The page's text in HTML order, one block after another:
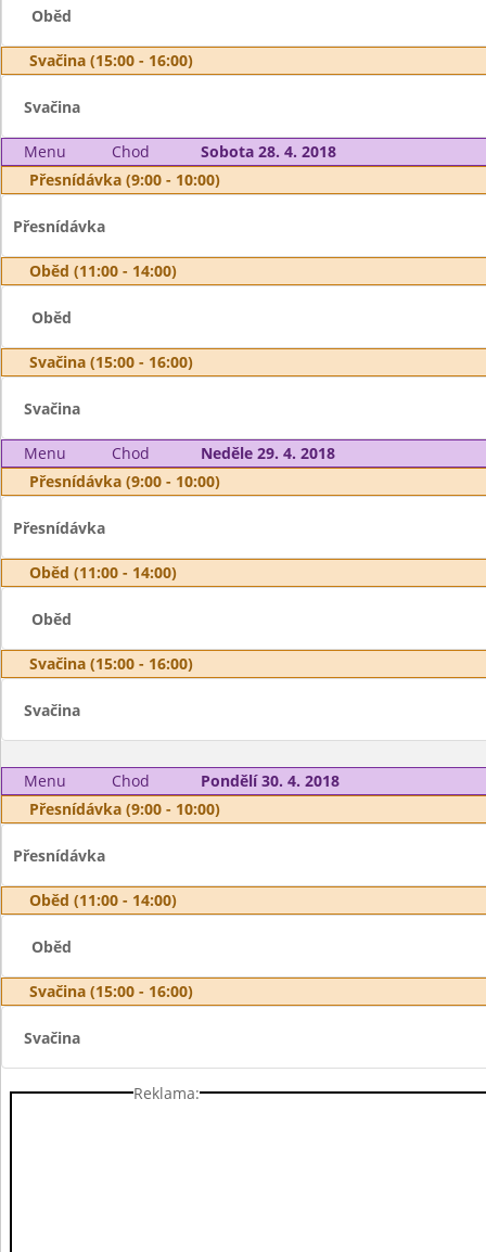
Oběd
Svačina (15:00 - 16:00)
Svačina
Menu Chod
Sobota 28. 4. 2018
Přesnídávka (9:00 - 10:00)
Přesnídávka
Oběd (11:00 - 14:00)
Oběd
Svačina (15:00 - 16:00)
Svačina
Menu Chod
Neděle 29. 4. 2018
Přesnídávka (9:00 - 10:00)
Přesnídávka
Oběd (11:00 - 14:00)
Oběd
Svačina (15:00 - 16:00)
Svačina
Menu Chod
Pondělí 30. 4. 2018
Přesnídávka (9:00 - 10:00)
Přesnídávka
Oběd (11:00 - 14:00)
Oběd
Svačina (15:00 - 16:00)
Svačina
Reklama: